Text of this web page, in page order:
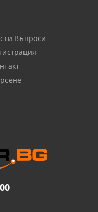
Въпроси